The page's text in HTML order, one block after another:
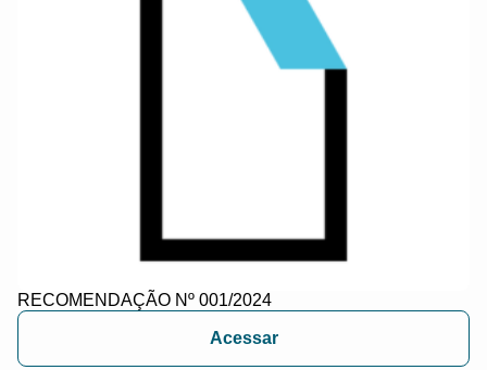
RECOMENDAÇÃO Nº 001/2024
Acessar